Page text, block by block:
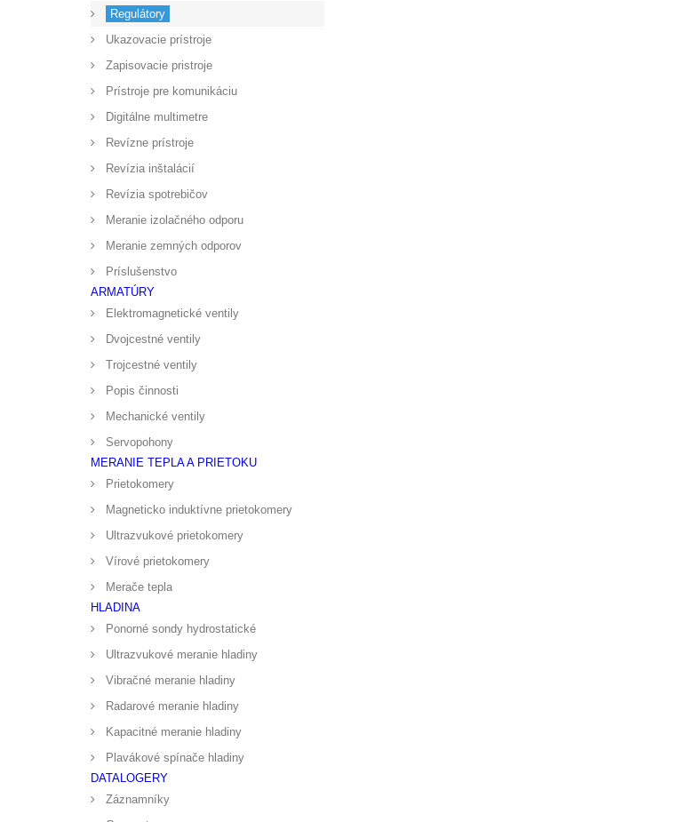
Regulátory
Ukazovacie prístroje
Zapisovacie pristroje
Prístroje pre komunikáciu
Digitálne multimetre
Revízne prístroje
Revízia inštalácií
Revízia spotrebičov
Meranie izolačného odporu
Meranie zemných odporov
Príslušenstvo
ARMATÚRY
Elektromagnetické ventily
Dvojcestné ventily
Trojcestné ventily
Popis činnosti
Mechanické ventily
Servopohony
MERANIE TEPLA A PRIETOKU
Prietokomery
Magneticko induktívne prietokomery
Ultrazvukové prietokomery
Vírové prietokomery
Merače tepla
HLADINA
Ponorné sondy hydrostatické
Ultrazvukové meranie hladiny
Vibračné meranie hladiny
Radarové meranie hladiny
Kapacitné meranie hladiny
Plavákové spínače hladiny
DATALOGERY
Záznamníky